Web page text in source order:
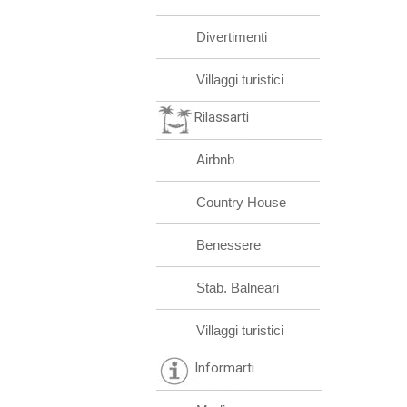
Divertimenti
Villaggi turistici
Rilassarti
Airbnb
Country House
Benessere
Stab. Balneari
Villaggi turistici
Informarti